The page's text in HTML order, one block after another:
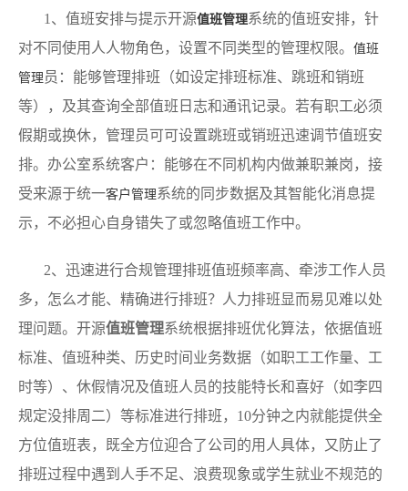
1、值班安排与提示开源值班管理系统的值班安排，针
对不同使用人人物角色，设置不同类型的管理权限。 值班
管理 员：能够管理排班（如设定排班标准、跳班和销班
等），及其查询全部值班日志和通讯记录。若有职工必须
假期或换休，管理员可可设置跳班或销班迅速调节值班安
排。办公室系统客户：能够在不同机构内做兼职兼岗，接
受来源于统一客户管理 系统的同步数据及其智能化消息提
示，不必担心自身错失了或忽略值班工作中。
2、迅速进行合规管理排班值班频率高、牵涉工作人员
多，怎么才能、精确进行排班？人力排班显而易见难以处
理问题。开源值班管理系统根据排班优化算法，依据值班
标准、值班种类、历史时间业务数据（如职工工作量、工
时等）、休假情况及值班人员的技能特长和喜好（如李四
规定没排周二）等标准进行排班，10分钟之内就能提供全
方位值班表，既全方位迎合了公司的用人具体，又防止了
排班过程中遇到人手不足、浪费现象或学生就业不规范的